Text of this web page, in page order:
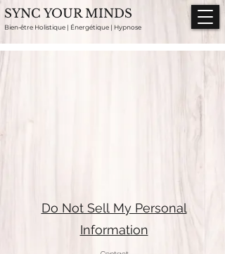
Bien-être Holistique | Énergétique | Hypnose
SYNC YOUR MINDS
Do Not Sell My Personal
Information